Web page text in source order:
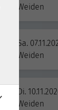
Weiden
Sa.
Weiden
Di.
Weiden